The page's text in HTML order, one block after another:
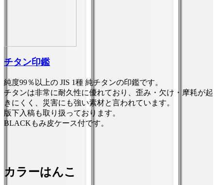
チタン印鑑
純度99％以上の JIS 1種 純チタンの印鑑です。
チタンは非常に耐久性に優れており、歪み・欠け・摩耗が起
きにくく、災害にも強い素材と言われています。
版下入稿も取り扱っております。
BLACKもみ皮ケース付です。
カラーはんこ